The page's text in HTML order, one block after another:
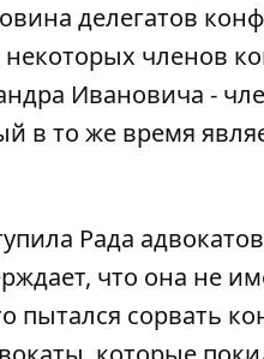
делегатов
членов
Ивановича -
в то же время
Рада
что она не
пытался сорвать